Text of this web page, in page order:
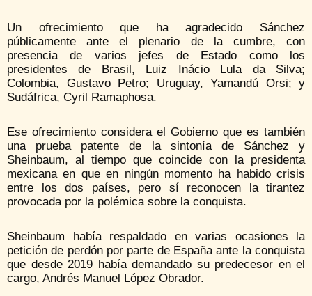
Un ofrecimiento que ha agradecido Sánchez
públicamente ante el plenario de la cumbre, con
presencia de varios jefes de Estado como los
presidentes de Brasil, Luiz Inácio Lula da Silva;
Colombia, Gustavo Petro; Uruguay, Yamandú Orsi; y
Sudáfrica, Cyril Ramaphosa.
Ese ofrecimiento considera el Gobierno que es también
una prueba patente de la sintonía de Sánchez y
Sheinbaum, al tiempo que coincide con la presidenta
mexicana en que en ningún momento ha habido crisis
entre los dos países, pero sí reconocen la tirantez
provocada por la polémica sobre la conquista.
Sheinbaum había respaldado en varias ocasiones la
petición de perdón por parte de España ante la conquista
que desde 2019 había demandado su predecesor en el
cargo, Andrés Manuel López Obrador.